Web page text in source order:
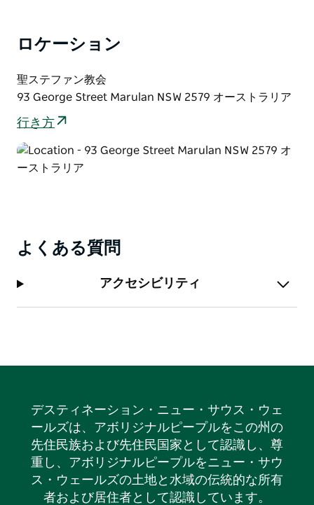
ロケーション
聖ステファン教会
93 George Street Marulan NSW 2579 オーストラリア
行き方
よくある質問
アクセシビリティ
デスティネーション・ニュー・サウス・ウェ
ールズは、アボリジナルピープルをこの州の
先住民族および先住民国家として認識し、尊
重し、アボリジナルピープルをニュー・サウ
ス・ウェールズの土地と水域の伝統的な所有
者および居住者として認識しています。